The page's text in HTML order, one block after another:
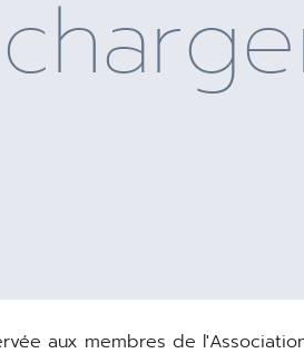
aux membres de